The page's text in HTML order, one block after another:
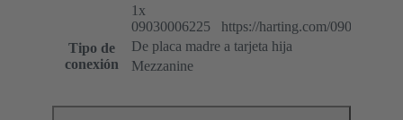
1x
09030006225 https://harting.com/
Tipo de
conexión
De placa madre a tarjeta hija
Mezzanine